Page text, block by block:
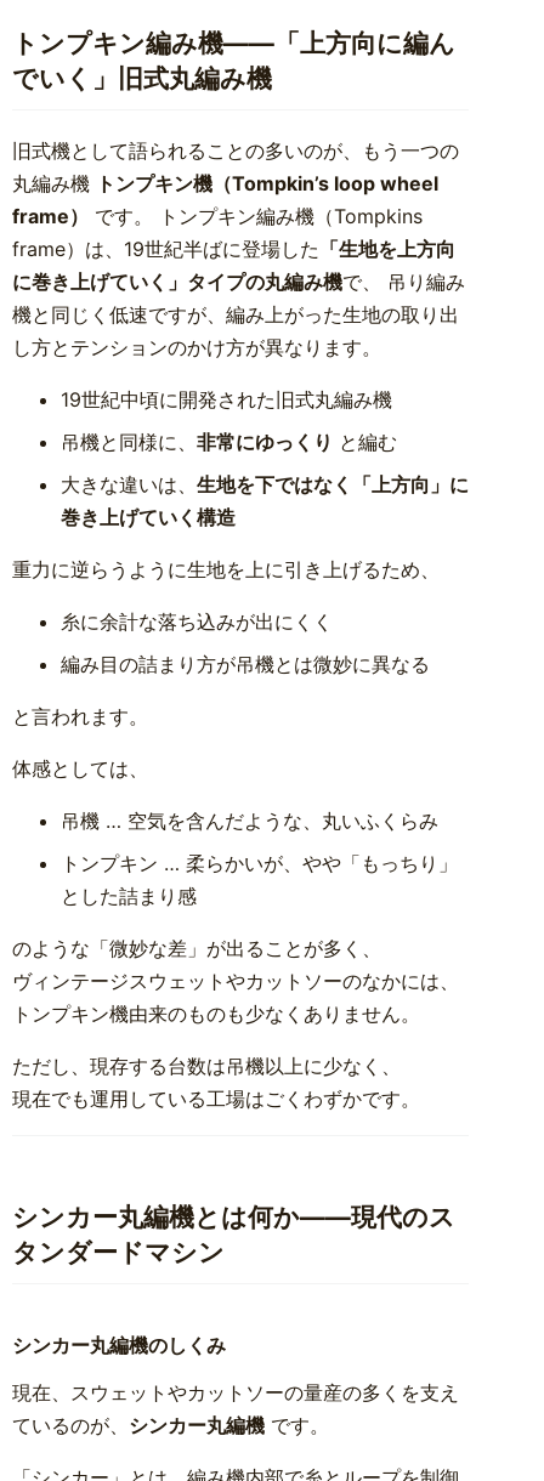
トンプキン編み機――「上方向に編ん
でいく」旧式丸編み機
旧式機として語られることの多いのが、もう一つの
丸編み機 トンプキン機（Tompkin’s loop wheel
frame）
です。 トンプキン編み機（Tompkins
frame）は、19世紀半ばに登場した 「生地を上方向
に巻き上げていく」タイプの丸編み機で、 吊り編み
機と同じく低速ですが、編み上がった生地の取り出
し方とテンションのかけ方が異なります。
19世紀中頃に開発された旧式丸編み機
吊機と同様に、 非常にゆっくり と編む
大きな違いは、 生地を下ではなく「上方向」に
巻き上げていく構造
重力に逆らうように生地を上に引き上げるため、
糸に余計な落ち込みが出にくく
編み目の詰まり方が吊機とは微妙に異なる
と言われます。
体感としては、
吊機 … 空気を含んだような、丸いふくらみ
トンプキン … 柔らかいが、やや「もっちり」
とした詰まり感
のような「微妙な差」が出ることが多く、
ヴィンテージスウェットやカットソーのなかには、
トンプキン機由来のものも少なくありません。
ただし、現存する台数は吊機以上に少なく、
現在でも運用している工場はごくわずかです。
シンカー丸編機とは何か――現代のス
タンダードマシン
シンカー丸編機のしくみ
現在、スウェットやカットソーの量産の多くを支え
ているのが、 シンカー丸編機です。